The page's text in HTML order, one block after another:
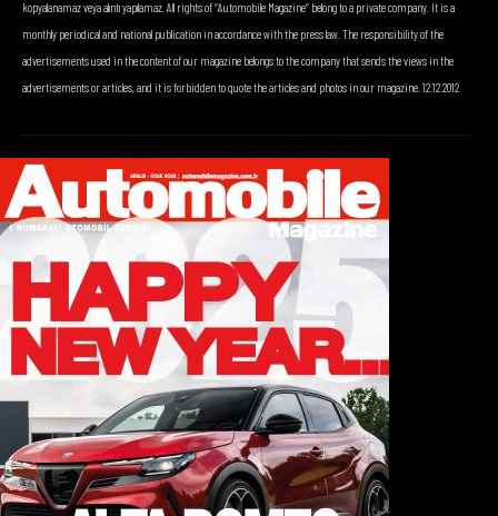
kopyalanamaz veya alıntı yapılamaz. All rights of “Automobile Magazine” belong to a private company. It is a
monthly periodical and national publication in accordance with the press law. The responsibility of the
advertisements used in the content of our magazine belongs to the company that sends the views in the
advertisements or articles, and it is forbidden to quote the articles and photos in our magazine. 12.12.2012